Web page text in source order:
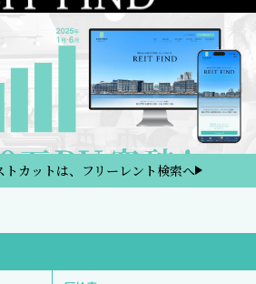
カットは、フリーレント検索へ